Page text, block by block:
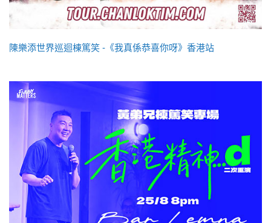
陳樂添世界巡迴棟篤笑 -《我真係恭喜你呀》香港站